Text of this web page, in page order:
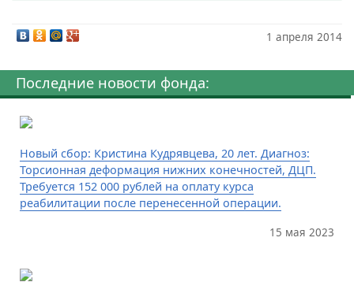
1 апреля 2014
Последние новости фонда:
Новый сбор: Кристина Кудрявцева, 20 лет. Диагноз:
Торсионная деформация нижних конечностей, ДЦП.
Требуется 152 000 рублей на оплату курса
реабилитации после перенесенной операции.
15 мая 2023